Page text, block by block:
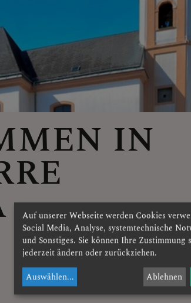
IN
Auf unserer Webseite werden Cookies
Social Media, Analyse, systemtechnische
und Sonstiges. Sie können Ihre Zustimmung
jederzeit ändern oder zurückziehen.
Auswählen... Ablehnen